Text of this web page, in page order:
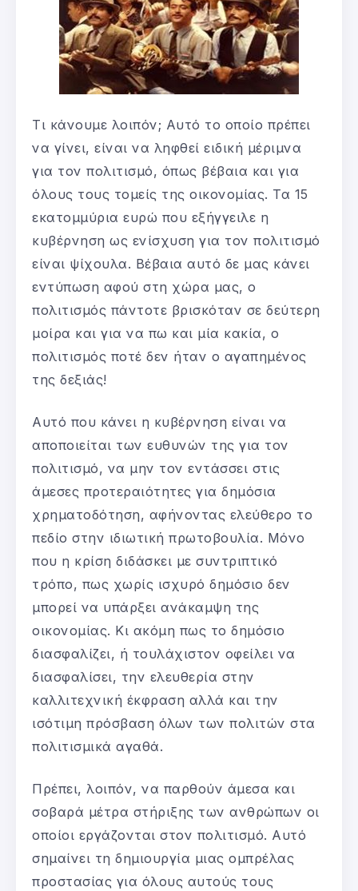
Τι κάνουμε λοιπόν; Αυτό το οποίο πρέπει
να γίνει, είναι να ληφθεί ειδική μέριμνα
για τον πολιτισμό, όπως βέβαια και για
όλους τους τομείς της οικονομίας. Τα 15
εκατομμύρια ευρώ που εξήγγειλε η
κυβέρνηση ως ενίσχυση για τον πολιτισμό
είναι ψίχουλα. Βέβαια αυτό δε μας κάνει
εντύπωση αφού στη χώρα μας, ο
πολιτισμός πάντοτε βρισκόταν σε δεύτερη
μοίρα και για να πω και μία κακία, ο
πολιτισμός ποτέ δεν ήταν ο αγαπημένος
της δεξιάς!
Αυτό που κάνει η κυβέρνηση είναι να
αποποιείται των ευθυνών της για τον
πολιτισμό, να μην τον εντάσσει στις
άμεσες προτεραιότητες για δημόσια
χρηματοδότηση, αφήνοντας ελεύθερο το
πεδίο στην ιδιωτική πρωτοβουλία. Μόνο
που η κρίση διδάσκει με συντριπτικό
τρόπο, πως χωρίς ισχυρό δημόσιο δεν
μπορεί να υπάρξει ανάκαμψη της
οικονομίας. Κι ακόμη πως το δημόσιο
διασφαλίζει, ή τουλάχιστον οφείλει να
διασφαλίσει, την ελευθερία στην
καλλιτεχνική έκφραση αλλά και την
ισότιμη πρόσβαση όλων των πολιτών στα
πολιτισμικά αγαθά.
Πρέπει, λοιπόν, να παρθούν άμεσα και
σοβαρά μέτρα στήριξης των ανθρώπων οι
οποίοι εργάζονται στον πολιτισμό. Αυτό
σημαίνει τη δημιουργία μιας ομπρέλας
προστασίας για όλους αυτούς τους